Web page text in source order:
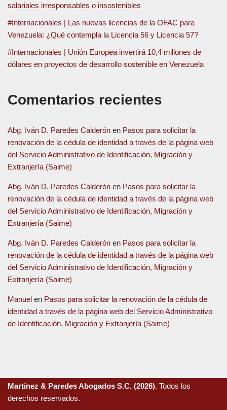
salariales irresponsables o insostenibles
#Internacionales | Las nuevas licencias de la OFAC para
Venezuela: ¿Qué contempla la Licencia 56 y Licencia 57?
#Internacionales | Unión Europea invertirá 10,4 millones de
dólares en proyectos de desarrollo sostenible en Venezuela
Comentarios recientes
Abg. Iván D. Paredes Calderón en Pasos para solicitar la
renovación de la cédula de identidad a través de la página web
del Servicio Administrativo de Identificación, Migración y
Extranjería (Saime)
Abg. Iván D. Paredes Calderón en Pasos para solicitar la
renovación de la cédula de identidad a través de la página web
del Servicio Administrativo de Identificación, Migración y
Extranjería (Saime)
Abg. Iván D. Paredes Calderón en Pasos para solicitar la
renovación de la cédula de identidad a través de la página web
del Servicio Administrativo de Identificación, Migración y
Extranjería (Saime)
Manuel en Pasos para solicitar la renovación de la cédula de
identidad a través de la página web del Servicio Administrativo
de Identificación, Migración y Extranjería (Saime)
Martínez & Paredes Abogados S.C. (2026). Todos los
derechos reservados.